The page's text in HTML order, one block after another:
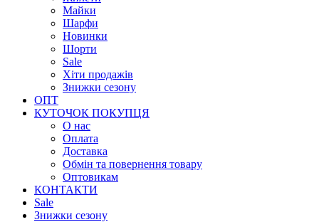
Майки
Шарфи
Новинки
Шорти
Sale
Хіти продажів
Знижки сезону
ОПТ
КУТОЧОК ПОКУПЦЯ
О нас
Оплата
Доставка
Обмін та повернення товару
Оптовикам
КОНТАКТИ
Sale
Знижки сезону